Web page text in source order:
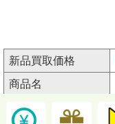
新品買取価格
商品名
商品分類